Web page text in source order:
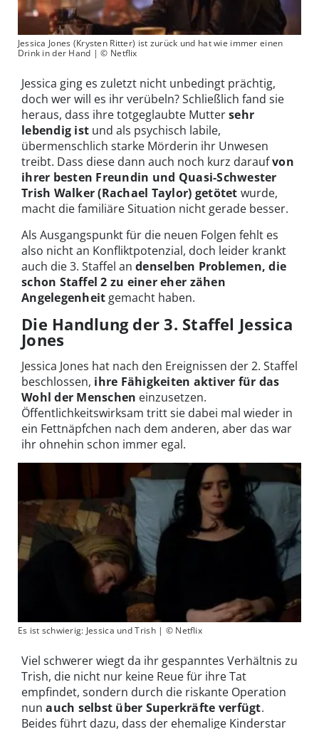
Jessica Jones (Krysten Ritter) ist zurück und hat wie immer einen
Drink in der Hand | © Netflix
Jessica ging es zuletzt nicht unbedingt prächtig,
doch wer will es ihr verübeln? Schließlich fand sie
heraus, dass ihre totgeglaubte Muttersehr
lebendig ist und als psychisch labile,
übermenschlich starke Mörderin ihr Unwesen
treibt. Dass diese dann auch noch kurz daraufvon
ihrer besten Freundin und Quasi-Schwester
Trish Walker (Rachael Taylor) getötet wurde,
macht die familiäre Situation nicht gerade besser.
Als Ausgangspunkt für die neuen Folgen fehlt es
also nicht an Konfliktpotenzial, doch leider krankt
auch die 3. Staffel an denselben Problemen, die
schon Staffel 2 zu einer eher zähen
Angelegenheit gemacht haben.
Die Handlung der 3. Staffel Jessica
Jones
Jessica Jones hat nach den Ereignissen der 2. Staffel
beschlossen, ihre Fähigkeiten aktiver für das
Wohl der Menschen einzusetzen.
Öffentlichkeitswirksam tritt sie dabei mal wieder in
ein Fettnäpfchen nach dem anderen, aber das war
ihr ohnehin schon immer egal.
Es ist schwierig: Jessica und Trish | © Netflix
Viel schwerer wiegt da ihr gespanntes Verhältnis zu
Trish, die nicht nur keine Reue für ihre Tat
empfindet, sondern durch die riskante Operation
nun auch selbst über Superkräfte verfügt.
Beides führt dazu, dass der ehemalige Kinderstar